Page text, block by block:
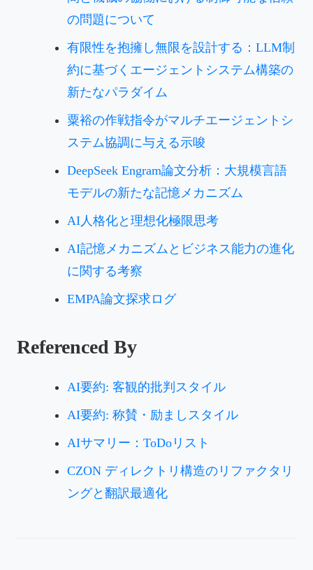
の問題について
有限性を抱擁し無限を設計する：LLM制
約に基づくエージェントシステム構築の
新たなパラダイム
粟裕の作戦指令がマルチエージェントシ
ステム協調に与える示唆
DeepSeek Engram論文分析：大規模言語
モデルの新たな記憶メカニズム
AI人格化と理想化極限思考
AI記憶メカニズムとビジネス能力の進化
に関する考察
EMPA論文探求ログ
Referenced By
AI要約: 客観的批判スタイル
AI要約: 称賛・励ましスタイル
AIサマリー：ToDoリスト
CZON ディレクトリ構造のリファクタリ
ングと翻訳最適化